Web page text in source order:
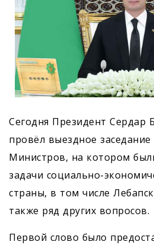
Сегодня Президент Сердар
провёл выездное заседание
Министров, на котором
задачи социально-
страны, в том числе
также ряд других вопросов.
Первой слово было